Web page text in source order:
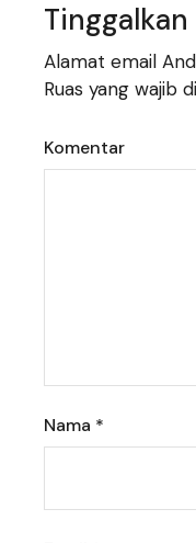
Tinggalkan
Alamat email
Ruas yang wajib
Komentar
Nama *